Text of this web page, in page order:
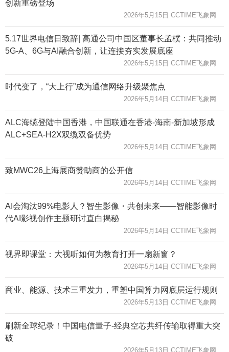
创新重磅登场
2026年5月15日 CCTIME飞象网
5.17世界电信日致辞| 高通公司中国区董事长孟樸：共同推动
5G-A、6G与AI融合创新，让连接夯实发展底座
2026年5月15日 CCTIME飞象网
时代变了，“大上行”成为通信网络升级聚焦点
2026年5月14日 CCTIME飞象网
ALC海缆登陆中国香港，中国联通在香港-海南-新加坡形成
ALC+SEA-H2X双缆双备优势
2026年5月14日 CCTIME飞象网
致MWC26上海展商赞助商的公开信
2026年5月14日 CCTIME飞象网
AI会淘汰99%电影人？智生影像・共创未来——智能影像时
代AI影视创作主题研讨直白揭秘
2026年5月14日 CCTIME飞象网
视界即课堂：大视听如何为教育打开一扇新窗？
2026年5月14日 CCTIME飞象网
商业、能源、技术三重发力，重塑中国算力网底层运行规则
2026年5月13日 CCTIME飞象网
刷新全球纪录！中国电信量子-经典空芯共纤传输取得重大突
破
2026年5月13日 CCTIME飞象网